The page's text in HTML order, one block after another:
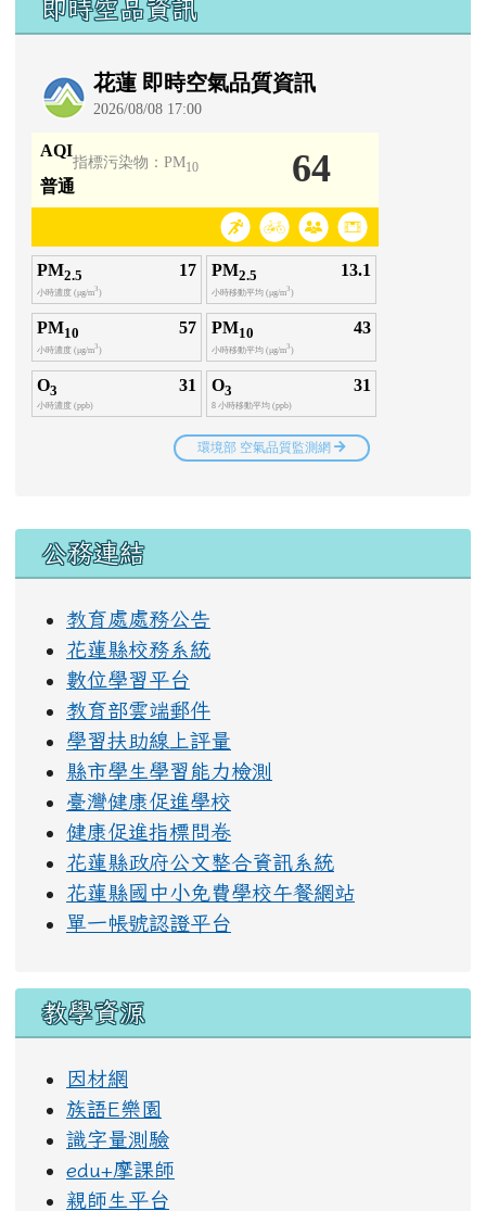
即時空品資訊
右邊區域內容
公務連結
教育處處務公告
花蓮縣校務系統
數位學習平台
教育部雲端郵件
學習扶助線上評量
縣市學生學習能力檢測
臺灣健康促進學校
健康促進指標問卷
花蓮縣政府公文整合資訊系統
花蓮縣國中小免費學校午餐網站
單一帳號認證平台
教學資源
因材網
族語E樂園
識字量測驗
edu+摩課師
親師生平台